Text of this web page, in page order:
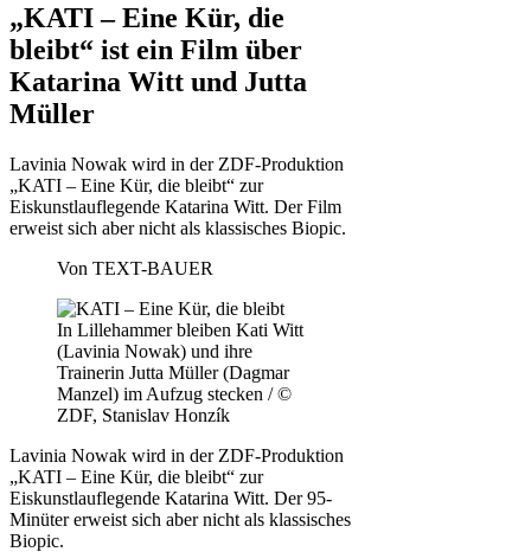
„KATI – Eine Kür, die
bleibt“ ist ein Film über
Katarina Witt und Jutta
Müller
Lavinia Nowak wird in der ZDF-Produktion
„KATI – Eine Kür, die bleibt“ zur
Eiskunstlauflegende Katarina Witt. Der Film
erweist sich aber nicht als klassisches Biopic.
Von TEXT-BAUER
In Lillehammer bleiben Kati Witt
(Lavinia Nowak) und ihre
Trainerin Jutta Müller (Dagmar
Manzel) im Aufzug stecken / ©
ZDF, Stanislav Honzík
Lavinia Nowak wird in der ZDF-Produktion
„KATI – Eine Kür, die bleibt“ zur
Eiskunstlauflegende Katarina Witt. Der 95-
Minüter erweist sich aber nicht als klassisches
Biopic.